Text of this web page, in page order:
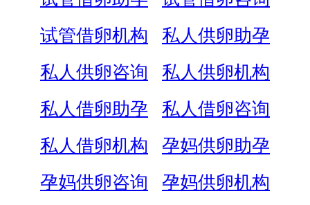
试管借卵机构
私人供卵助孕
私人供卵咨询
私人供卵机构
私人借卵助孕
私人借卵咨询
私人借卵机构
孕妈供卵助孕
孕妈供卵咨询
孕妈供卵机构